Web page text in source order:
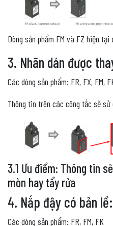
Dòng sản phẩm FM và FZ hiện
3. Nhãn dán được
Các dòng sản phẩm: FR, FX, FM,
Thông tin trên các công tắc sẽ
3.1 Ưu điểm: Thông tin
mòn hay tẩy rửa
4. Nắp đậy có bản lề:
Các dòng sản phẩm: FR, FM, FK